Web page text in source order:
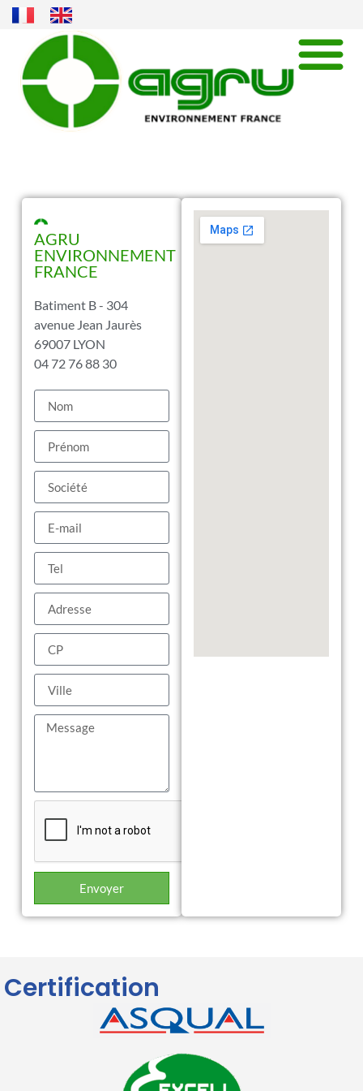
AGRU
ENVIRONNEMENT
FRANCE
Batiment B - 304
avenue Jean Jaurès
69007 LYON
04 72 76 88 30
Envoyer
Certification